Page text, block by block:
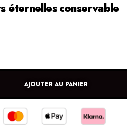
éternelles conservable
AJOUTER AU PANIER